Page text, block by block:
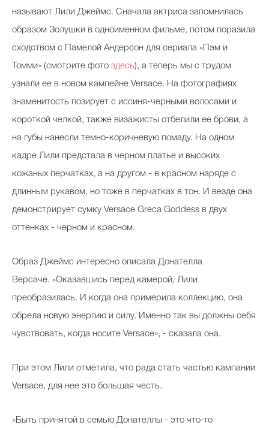
Вопрос эксперту
Худеем правильно
Бьютихакер / Мама-хакер
Выбор визажистов
Выбор косметолога
Хит недели от визажиста
Celebrity дня
Фотоальбом
Тесты
называют Лили Джеймс. Сначала актриса запомнилась
образом Золушки в одноименном фильме, потом поразила
сходством с Памелой Андерсон для сериала «Пэм и
Томми» (смотрите фото здесь), а теперь мы с трудом
узнали ее в новом кампейне Versace. На фотографиях
знаменитость позирует с иссиня-черными волосами и
короткой челкой, также визажисты отбелили ее брови, а
на губы нанесли темно-коричневую помаду. На одном
кадре Лили предстала в черном платье и высоких
кожаных перчатках, а на другом - в красном наряде с
длинным рукавом, но тоже в перчатках в тон. И везде она
демонстрирует сумку Versace Greca Goddess в двух
оттенках - черном и красном.
Образ Джеймс интересно описала Донателла
Версаче. «Оказавшись перед камерой, Лили
преобразилась. И когда она примерила коллекцию, она
обрела новую энергию и силу. Именно так вы должны себя
чувствовать, когда носите Versace», - сказала она.
При этом Лили отметила, что рада стать частью кампании
Versace, для нее это большая честь.
«Быть принятой в семью Донателлы - это что-то